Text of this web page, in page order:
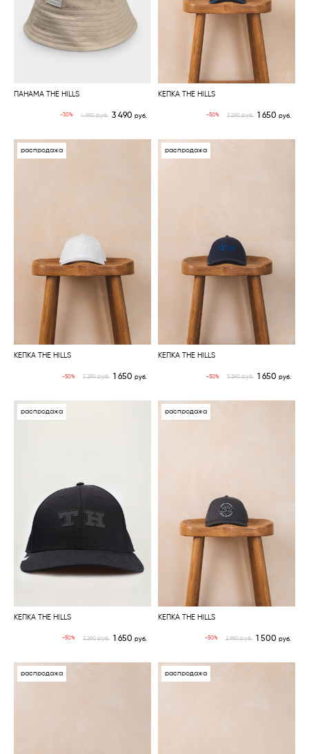
ПАНАМА THE HILLS
-30% 4 990руб. 3 490 руб.
КЕПКА THE HILLS
-50% 3 290руб. 1 650руб.
распродажа
КЕПКА THE HILLS
-50% 3 290руб. 1 650 руб.
распродажа
КЕПКА THE HILLS
-50% 3 290руб. 1 650руб.
распродажа
КЕПКА THE HILLS
-50% 3 290руб. 1 650 руб.
распродажа
КЕПКА THE HILLS
-50% 2 990руб. 1 500руб.
распродажа распродажа